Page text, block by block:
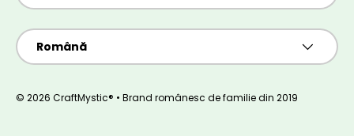
Limbă
Română
© 2026 CraftMystic® • Brand românesc de familie din 2019